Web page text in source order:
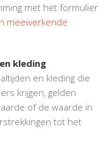
met het formulier
meewerkende
kleding
en kleding die
krijgen, gelden
of de waarde in
tot het